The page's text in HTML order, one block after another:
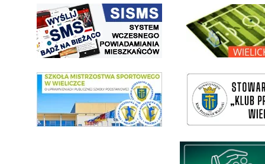
link do strony systemu wczesnego ostrzegania mieszkańców SISMS
link do opisu projektu
link do SMS Wieliczka wieliczka-wieliczanie na bis
Międzyzakładowa Kasa